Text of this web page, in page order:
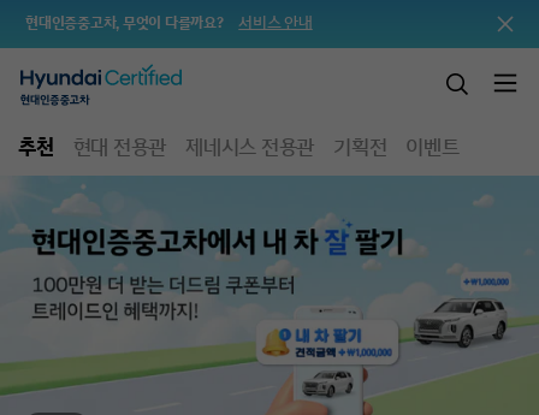
현대인증중고차, 무엇이 다를까요? 서비스 안내
추천 현대 전용관 제네시스 전용관 기획전 이벤트